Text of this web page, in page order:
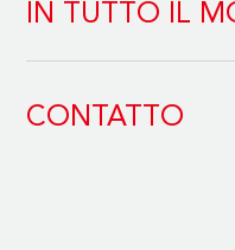
IN TUTTO IL
CONTATTO